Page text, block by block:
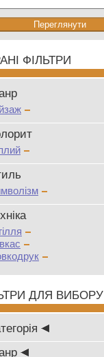
ФІЛЬТРИ
ДЛЯ ВИБОРУ